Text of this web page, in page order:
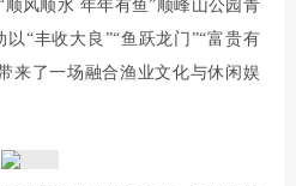
顺风顺水 年年有鱼”顺峰山公园青
“丰收大良”“鱼跃龙门”“富贵有
来了一场融合渔业文化与休闲娱